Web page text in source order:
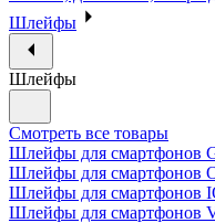
Шлейфы
Шлейфы
Смотреть все товары
Шлейфы для смартфонов
Шлейфы для смартфонов
Шлейфы для смартфонов
Шлейфы для смартфонов